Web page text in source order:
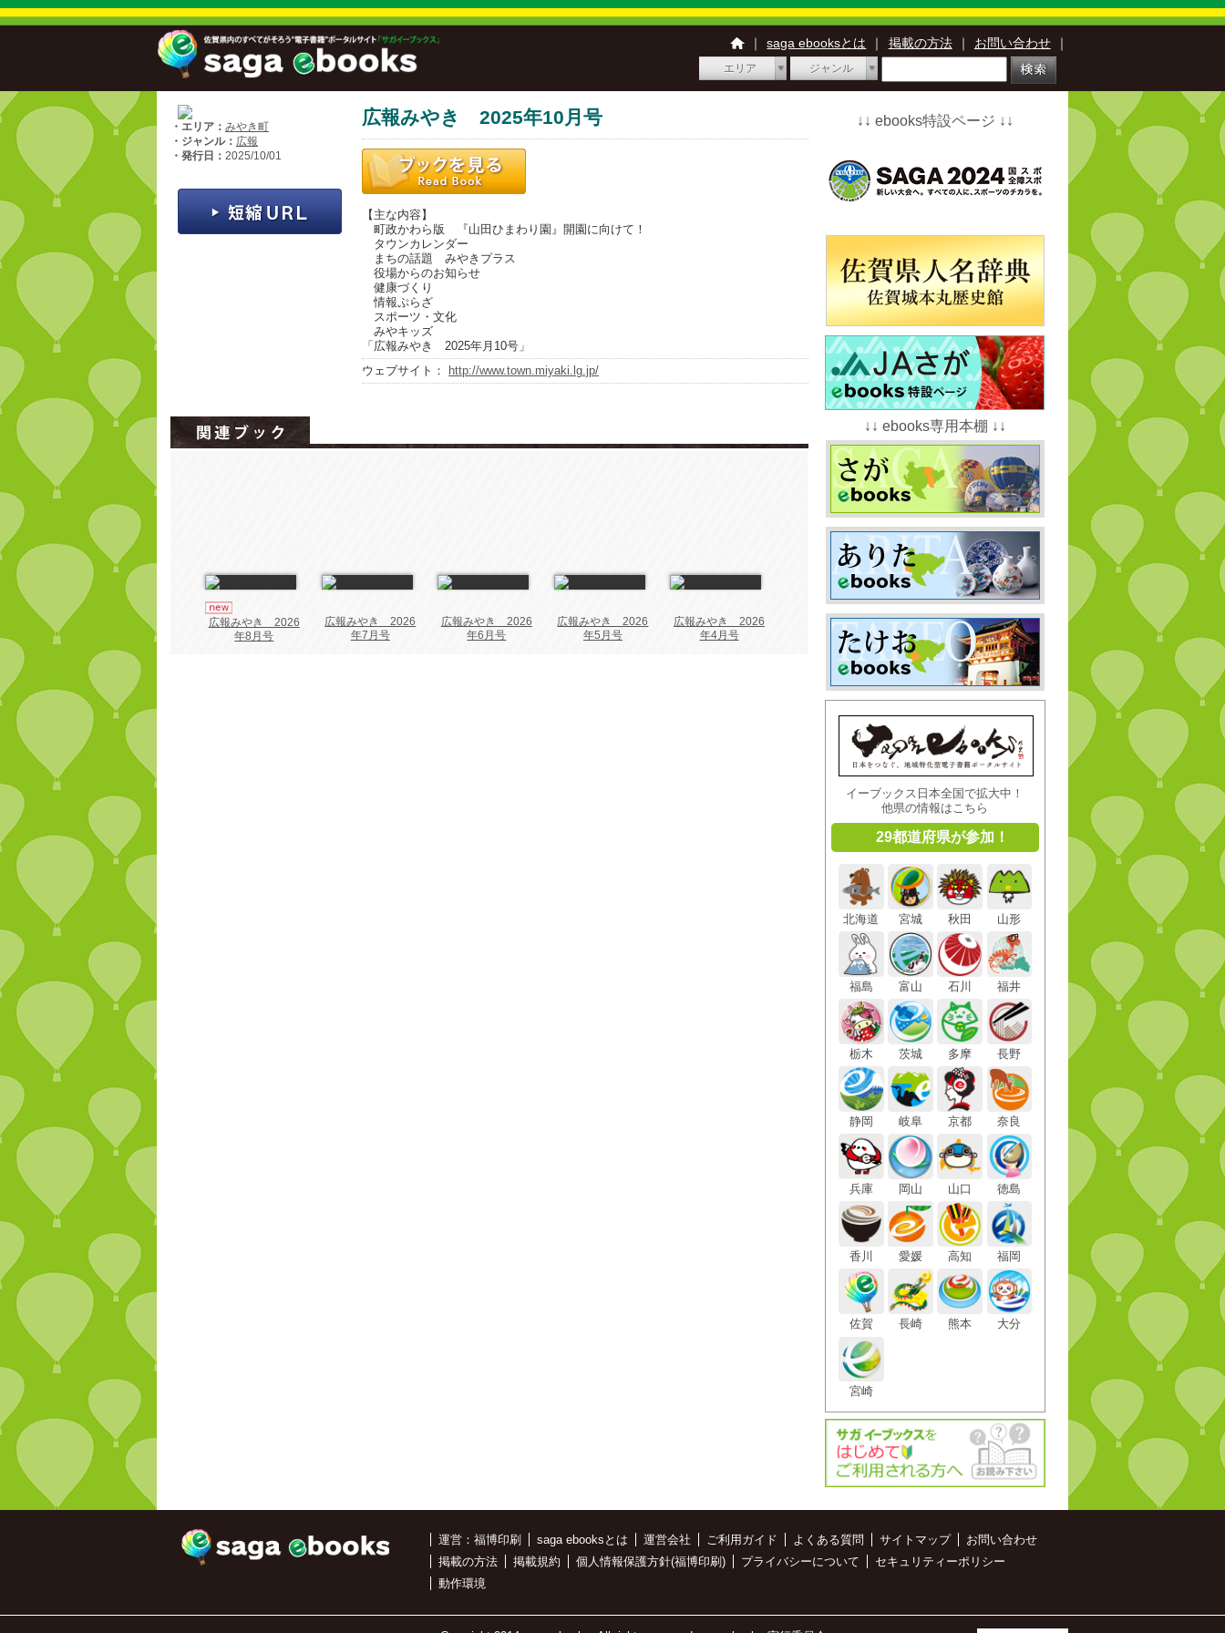
｜ saga ebooksとは ｜ 掲載の方法 ｜ お問い合わせ ｜
エリア ジャンル
・エリア： みやき町
・ジャンル： 広報
・発行日： 2025/10/01
広報みやき 2025年10月号
【主な内容】
町政かわら版 『山田ひまわり園』開園に向けて！
タウンカレンダー
まちの話題 みやきプラス
役場からのお知らせ
健康づくり
情報ぷらざ
スポーツ・文化
みやキッズ
「広報みやき 2025年月10号」
ウェブサイト：
http://www.town.miyaki.lg.jp/
広報みやき 2026
年8月号
広報みやき 2026
年7月号
広報みやき 2026
年6月号
広報みやき 2026
年5月号
広報みやき 2026
年4月号
↓↓ ebooks特設ページ ↓↓
↓↓ ebooks専用本棚 ↓↓
イーブックス日本全国で拡大中！
他県の情報はこちら
29都道府県が参加！
北海道 宮城 秋田 山形
福島 富山 石川 福井
栃木 茨城 多摩 長野
静岡 岐阜 京都 奈良
兵庫 岡山 山口 徳島
香川 愛媛 高知 福岡
佐賀 長崎 熊本 大分
宮崎
運営：福博印刷 saga ebooksとは 運営会社 ご利用ガイド よくある質問 サイトマップ
お問い合わせ
掲載の方法
掲載規約 個人情報保護方針(福博印刷) プライバシーについて
セキュリティーポリシー
動作環境